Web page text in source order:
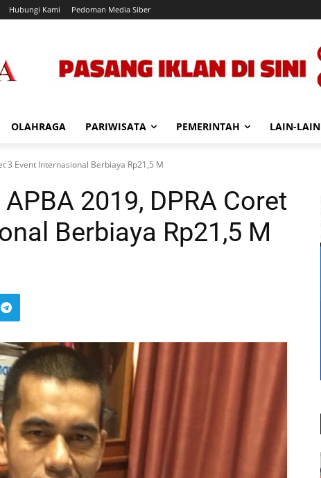
Hubungi Kami Pedoman Media Siber
OLAHRAGA PARIWISATA PEMERINTAH LAIN-LAIN
3 Event Internasional Berbiaya Rp21,5 M
2019, DPRA Coret
Berbiaya Rp21,5 M